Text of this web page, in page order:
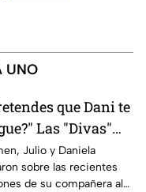
UNO
que Dani te
Las "Divas"
el
de
Julio y Daniela
sobre las recientes
de su compañera al